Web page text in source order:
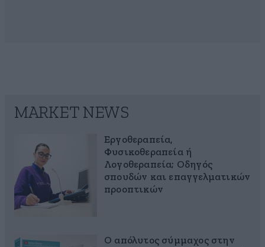
MARKET NEWS
Εργοθεραπεία,
Φυσικοθεραπεία ή
Λογοθεραπεία; Οδηγός
σπουδών και επαγγελματικών
προοπτικών
Ο απόλυτος σύμμαχος στην